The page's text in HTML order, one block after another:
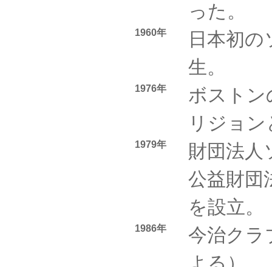
った。
1960年
日本初
生。
1976年
ボストン
リジョ
1979年
財団法人
公益財団
を設立。
1986年
今治クラ